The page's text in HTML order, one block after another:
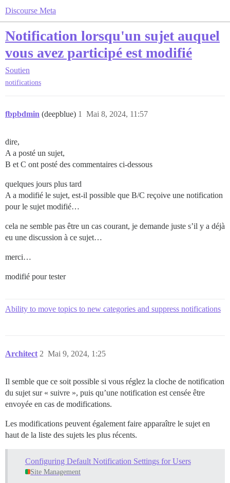
Discourse Meta
Notification lorsqu'un sujet auquel
vous avez participé est modifié
Soutien
notifications
fbpbdmin (deepblue) Mai 8, 2024, 11:57
1
dire,
A a posté un sujet,
B et C ont posté des commentaires ci-dessous
quelques jours plus tard
A a modifié le sujet, est-il possible que B/C reçoive une notification
pour le sujet modifié…
cela ne semble pas être un cas courant, je demande juste s’il y a déjà
eu une discussion à ce sujet…
merci…
modifié pour tester
Ability to move topics to new categories and suppress notifications
Architect Mai 9, 2024, 1:25
2
Il semble que ce soit possible si vous réglez la cloche de notification
du sujet sur « suivre », puis qu’une notification est censée être
envoyée en cas de modifications.
Les modifications peuvent également faire apparaître le sujet en
haut de la liste des sujets les plus récents.
Configuring Default Notification Settings for Users
Site Management